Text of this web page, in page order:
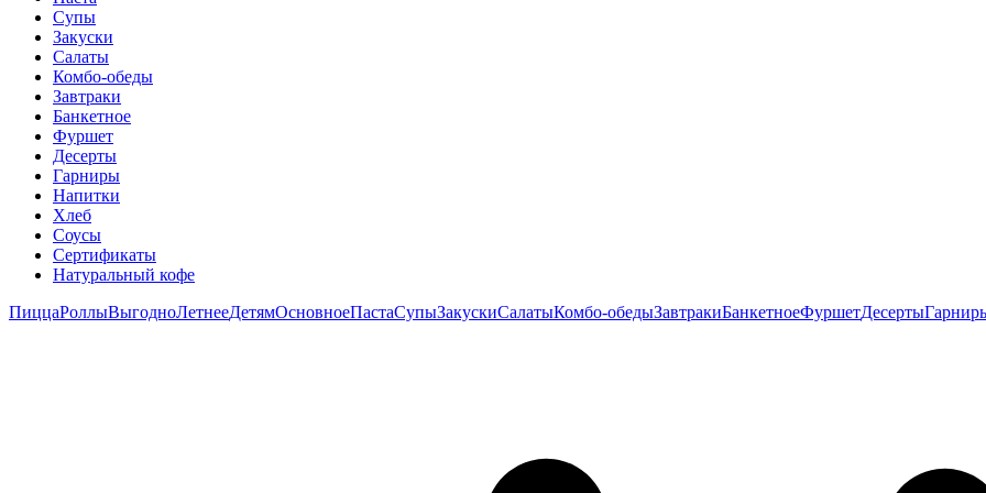
Супы
Закуски
Салаты
Комбо-обеды
Завтраки
Банкетное
Фуршет
Десерты
Гарниры
Напитки
Хлеб
Соусы
Сертификаты
Натуральный кофе
ПиццаРоллыВыгодноЛетнееДетямОсновноеПастаСупыЗакускиСалатыКомбо-обедыЗавтракиБанкетноеФуршетДесерты